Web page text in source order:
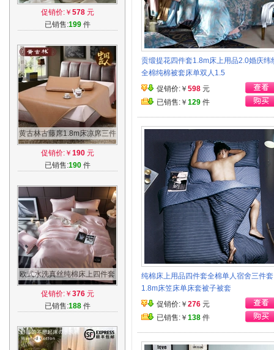
套床上全棉纯棉被套床单
1.5m1.8m床品
促销价:￥ 578元
已销售:199件
黄古林古藤席1.8m床凉席三件
套1.2/1.5米可折叠单人宿舍学
生席子
促销价:￥ 190元
已销售:190件
欧式水洗真丝纯棉床上四件套
1.8m2.0m床全棉简约奢华纯
色床单被套
促销价:￥ 376元
已销售:188件
贡缎提花四件套1.8m床上用品2.0婚庆纬
全棉纯棉被套床单双人1.5
促销价:￥ 598 元
已销售:￥ 129 件
纯棉床上用品四件套全棉单人宿舍三件套
1.8m床笠床单床套被子被套
促销价:￥ 276 元
已销售:￥ 138 件